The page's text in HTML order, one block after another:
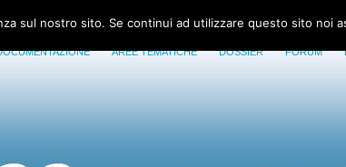
AREE TEMATICHE DOSSIER FORUM
sul nostro sito. Se continui ad utilizzare questo sito noi